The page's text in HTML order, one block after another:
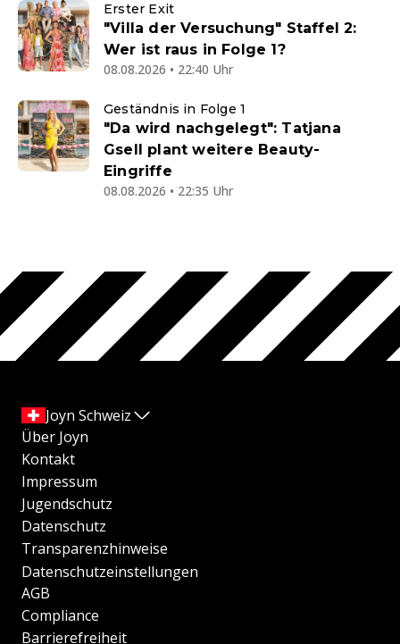
Erster Exit
"Villa der Versuchung" Staffel 2:
Wer ist raus in Folge 1?
08.08.2026 • 22:40 Uhr
Geständnis in Folge 1
"Da wird nachgelegt": Tatjana
Gsell plant weitere Beauty-
Eingriffe
08.08.2026 • 22:35 Uhr
Joyn Schweiz
Über Joyn
Kontakt
Impressum
Jugendschutz
Datenschutz
Transparenzhinweise
Datenschutzeinstellungen
AGB
Compliance
Barrierefreiheit